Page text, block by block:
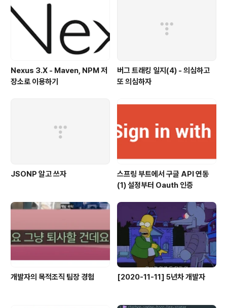
Nexus 3.X - Maven, NPM 저
장소로 이용하기
버그 트래킹 일지(4) - 의심하고
또 의심하자
JSONP 알고 쓰자
스프링 부트에서 구글 API 연동
(1) 설정부터 Oauth 인증
개발자의 목적조직 팀장 경험 [2020-11-11] 5년차 개발자